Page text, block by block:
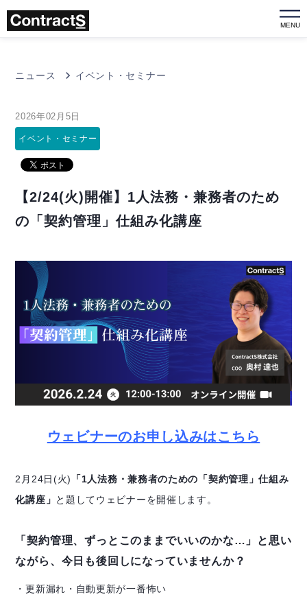
MENU
ニュース イベント・セミナー
2026年02月5日
イベント・セミナー
【2/24(火)開催】1人法務・兼務者のため
の「契約管理」仕組み化講座
ウェビナーのお申し込みはこちら
2月24日(火)
「1人法務・兼務者のための「契約管理」仕組み
化講座」 と題してウェビナーを開催します。
「契約管理、ずっとこのままでいいのかな…」と思い
ながら、今日も後回しになっていませんか？
・更新漏れ・自動更新が一番怖い